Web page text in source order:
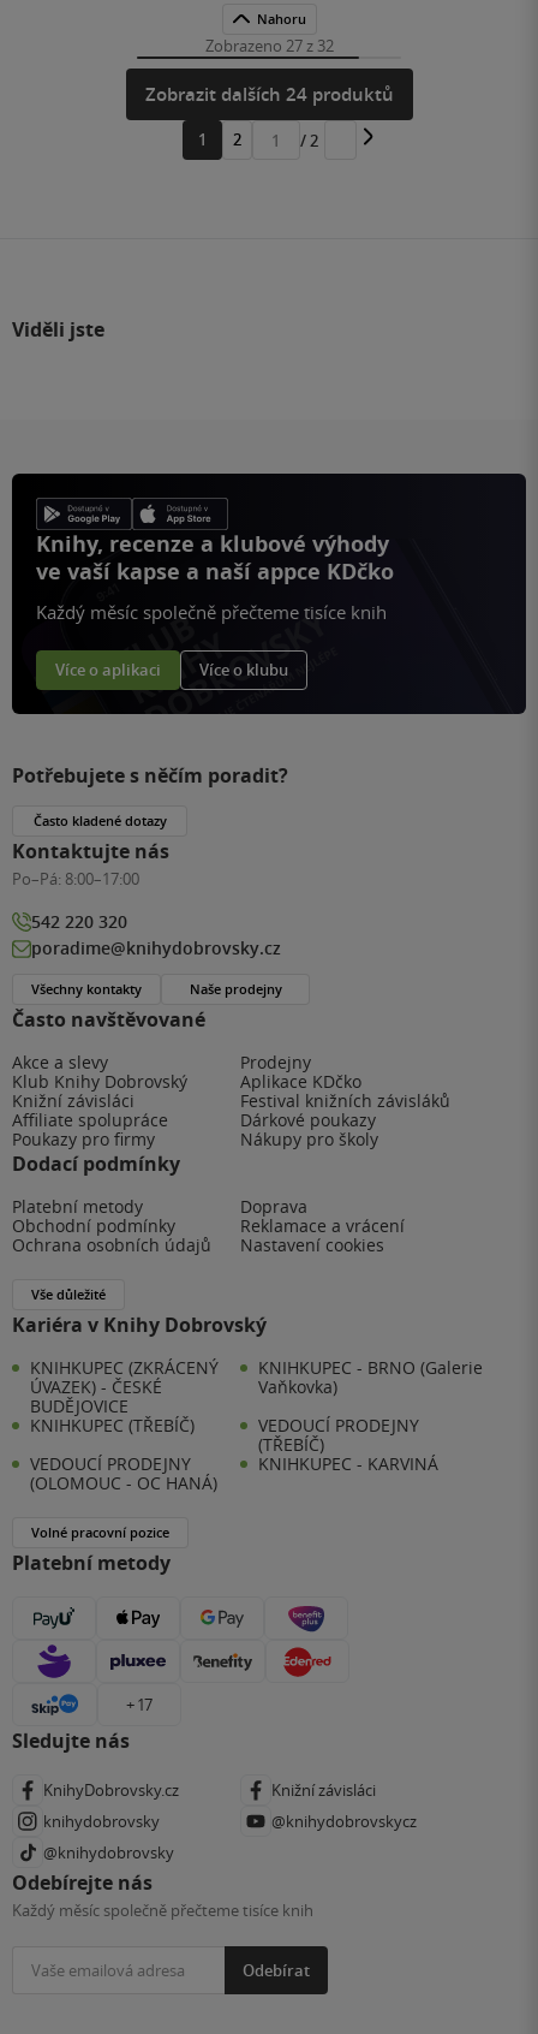
Nahoru
Zobrazeno 27 z 32
Zobrazit dalších 24 produktů
1 2
Přejít
/ 2
Viděli jste
Knihy, recenze a klubové výhody
ve vaší kapse a naší appce KDčko
Každý měsíc společně přečteme tisíce knih
Více o aplikaci Více o klubu
Často navštěvované
Akce a slevy
Prodejny
Klub Knihy Dobrovský
Aplikace KDčko
Knižní závisláci
Festival knižních závisláků
Affiliate spolupráce
Dárkové poukazy
Poukazy pro firmy
Nákupy pro školy
Dodací podmínky
Platební metody
Doprava
Obchodní podmínky
Reklamace a vrácení
Ochrana osobních údajů
Nastavení cookies
Vše důležité
Kariéra v Knihy Dobrovský
KNIHKUPEC (ZKRÁCENÝ
ÚVAZEK) - ČESKÉ
BUDĚJOVICE
KNIHKUPEC - BRNO (Galerie
Vaňkovka)
KNIHKUPEC (TŘEBÍČ)
VEDOUCÍ PRODEJNY
(TŘEBÍČ)
VEDOUCÍ PRODEJNY
(OLOMOUC - OC HANÁ)
KNIHKUPEC - KARVINÁ
Volné pracovní pozice
Platební metody
+ 17
Sledujte nás
KnihyDobrovsky.cz
Knižní závisláci
knihydobrovsky
@knihydobrovskycz
@knihydobrovsky
Odebírejte nás
Každý měsíc společně přečteme tisíce knih
Odebírat
Potřebujete s něčím poradit?
Často kladené dotazy
Kontaktujte nás
Po–Pá: 8:00–17:00
542 220 320
poradime@knihydobrovsky.cz
Všechny kontakty Naše prodejny